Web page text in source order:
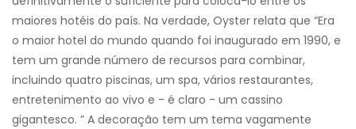
maiores hotéis do país. Na verdade, Oyster relata que “Era
o maior hotel do mundo quando foi inaugurado em 1990, e
tem um grande número de recursos para combinar,
incluindo quatro piscinas, um spa, vários restaurantes,
entretenimento ao vivo e - é claro - um cassino
gigantesco. ” A decoração tem um tema vagamente